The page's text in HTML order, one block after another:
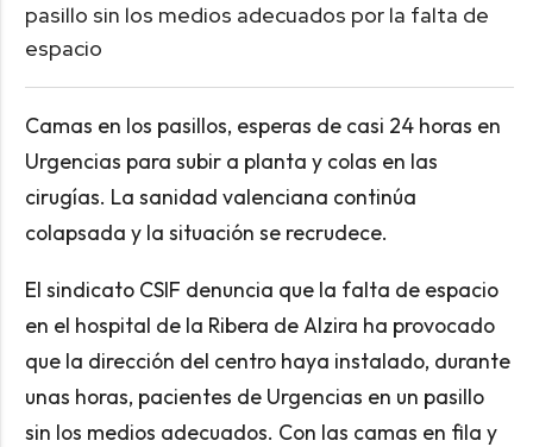
pasillo sin los medios adecuados por la falta de
espacio
Camas en los pasillos, esperas de casi 24 horas en
Urgencias para subir a planta y colas en las
cirugías. La sanidad valenciana continúa
colapsada y la situación se recrudece.
El sindicato CSIF denuncia que la falta de espacio
en el hospital de la Ribera de Alzira ha provocado
que la dirección del centro haya instalado, durante
unas horas, pacientes de Urgencias en un pasillo
sin los medios adecuados. Con las camas en fila y